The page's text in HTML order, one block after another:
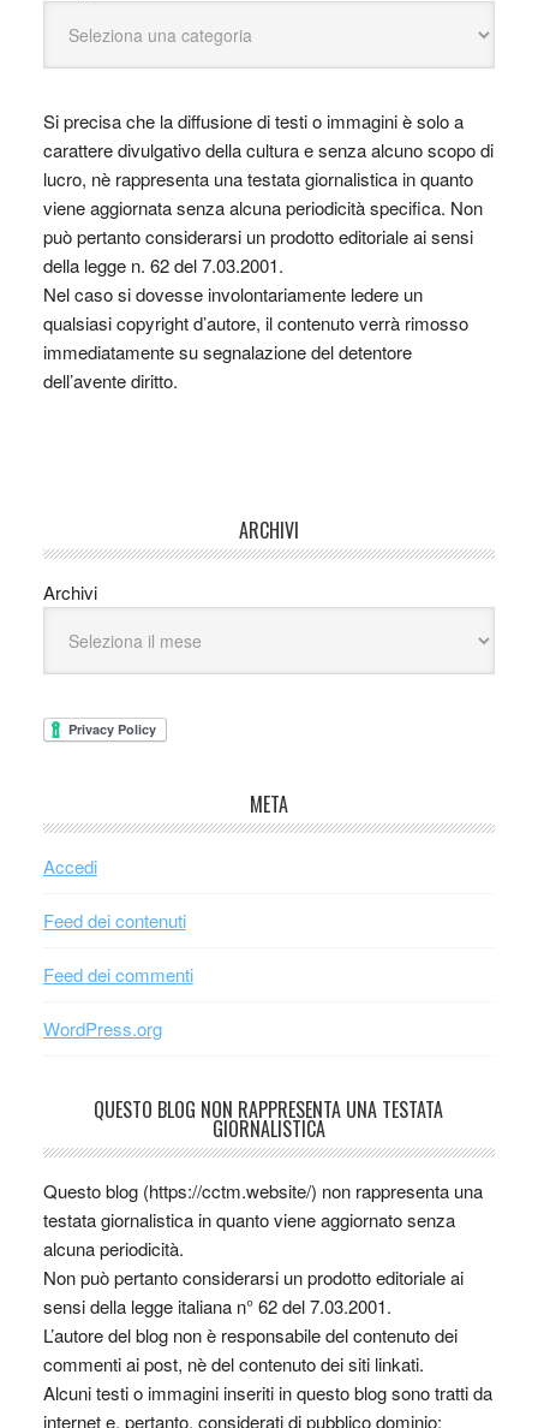
Si precisa che la diffusione di testi o immagini è solo a
carattere divulgativo della cultura e senza alcuno scopo di
lucro, nè rappresenta una testata giornalistica in quanto
viene aggiornata senza alcuna periodicità specifica. Non
può pertanto considerarsi un prodotto editoriale ai sensi
della legge n. 62 del 7.03.2001.
Nel caso si dovesse involontariamente ledere un
qualsiasi copyright d’autore, il contenuto verrà rimosso
immediatamente su segnalazione del detentore
dell’avente diritto.
ARCHIVI
Archivi
META
Accedi
Feed dei contenuti
Feed dei commenti
WordPress.org
QUESTO BLOG NON RAPPRESENTA UNA TESTATA
GIORNALISTICA
Questo blog (https://cctm.website/) non rappresenta una
testata giornalistica in quanto viene aggiornato senza
alcuna periodicità.
Non può pertanto considerarsi un prodotto editoriale ai
sensi della legge italiana n° 62 del 7.03.2001.
L’autore del blog non è responsabile del contenuto dei
commenti ai post, nè del contenuto dei siti linkati.
Alcuni testi o immagini inseriti in questo blog sono tratti da
internet e, pertanto, considerati di pubblico dominio;